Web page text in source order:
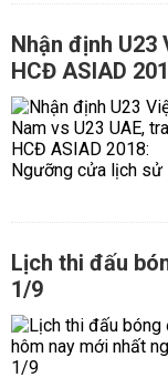
Nhận định U23
HCĐ ASIAD
Lịch thi đấu
1/9